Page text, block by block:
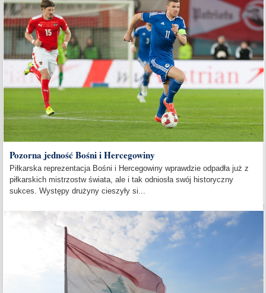
Pozorna jedność Bośni i Hercegowiny
Piłkarska reprezentacja Bośni i Hercegowiny wprawdzie odpadła już z
piłkarskich mistrzostw świata, ale i tak odniosła swój historyczny
sukces. Występy drużyny cieszyły si...